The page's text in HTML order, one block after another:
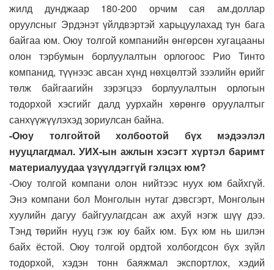
жилд дунджаар 180-200 орчим сая ам.доллар
оруулсныг Эрдэнэт үйлдвэртэй харьцуулахад тун бага
байгаа юм. Оюу толгой компанийн өнгөрсөн хугацааны
олон тэрбумын борлуулалтын орлогоос Рио Тинто
компанид, түүнээс авсан хүнд нөхцөлтэй зээлийн өрийг
төлж байгаагийн зэрэгцээ борлуулалтын орлогын
тодорхой хэсгийг далд уурхайн хөрөнгө оруулалтыг
санхүүжүүлэхэд зориулсан байна.
-Оюу толгойтой холбоотой бүх мэдээлэл
нууцлагдмал. УИХ-ын ажлын хэсэгт хүртэл баримт
материалуудаа үзүүлдэггүй гэлцэх юм?
-Оюу толгой компани олон нийтээс нуух юм байхгүй.
Энэ компани бол Монголын нутаг дэвсгэрт, Монголын
хуулийн дагуу байгуулагдсан аж ахуй нэгж шүү дээ.
Тэнд төрийн нууц гэж юу байх юм. Бүх юм нь шилэн
байх ёстой. Оюу толгой ордтой холбогдсон бүх зүйл
тодорхой, хэдэн тонн баяжмал экспортлох, хэдий